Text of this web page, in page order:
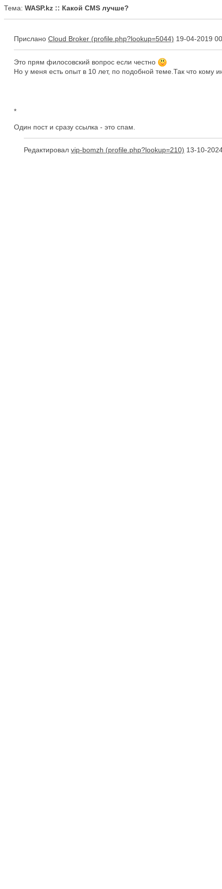
Тема: WASP.kz :: Какой CMS лучше?
Прислано Cloud Broker 19-04-2019
Это прям филосовский вопрос если честно
Но у меня есть опыт в 10 лет, по подобной теме.Так что кому
*
Один пост и сразу ссылка - это спам.
Редактировал vip-bomzh 13-10-